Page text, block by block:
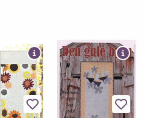
Legg til favoritter